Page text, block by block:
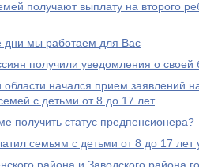
получают выплату на второго
мы работаем для Вас
получили уведомления о
начался прием заявлений
с детьми от 8 до 17 лет
получить статус предпенсионера?
семьям с детьми от 8 до 17